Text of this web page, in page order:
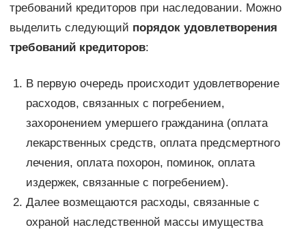
требований кредиторов при наследовании. Можно
выделить следующий порядок удовлетворения
требований кредиторов:
В первую очередь происходит удовлетворение
расходов, связанных с погребением,
захоронением умершего гражданина (оплата
лекарственных средств, оплата предсмертного
лечения, оплата похорон, поминок, оплата
издержек, связанные с погребением).
Далее возмещаются расходы, связанные с
охраной наследственной массы имущества